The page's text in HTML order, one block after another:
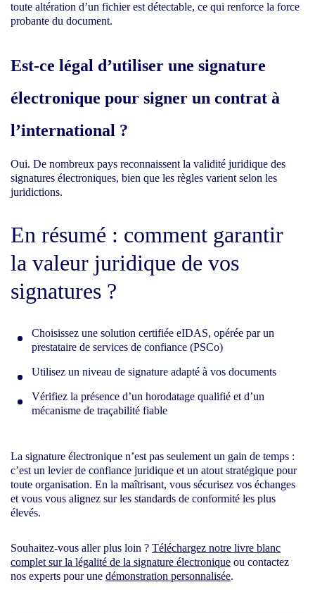
toute altération d’un fichier est détectable, ce qui renforce la force
probante du document.
Est-ce légal d’utiliser une signature
électronique pour signer un contrat à
l’international ?
Oui. De nombreux pays reconnaissent la validité juridique des
signatures électroniques, bien que les règles varient selon les
juridictions.
En résumé : comment garantir
la valeur juridique de vos
signatures ?
Choisissez une solution certifiée eIDAS, opérée par un
prestataire de services de confiance (PSCo)
Utilisez un niveau de signature adapté à vos documents
Vérifiez la présence d’un horodatage qualifié et d’un
mécanisme de traçabilité fiable
La signature électronique n’est pas seulement un gain de temps :
c’est un levier de confiance juridique et un atout stratégique pour
toute organisation. En la maîtrisant, vous sécurisez vos échanges
et vous vous alignez sur les standards de conformité les plus
élevés.
Souhaitez-vous aller plus loin ? Téléchargez notre livre blanc
complet sur la légalité de la signature électronique ou contactez
nos experts pour une démonstration personnalisée.